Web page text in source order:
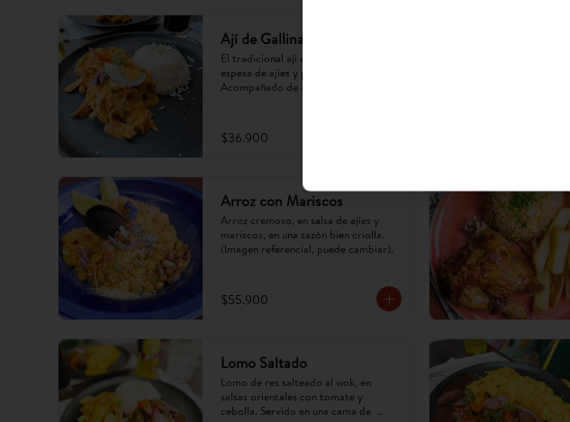
Ají de Gallina
El tradicional ají de gallina, crema
espesa de ajíes y pollo desmechado.
Acompañado de arroz cocido, papa,
$36.900
Arroz con Mariscos
Arroz cremoso, en salsa de ajíes y
mariscos, en una sazón bien criolla.
(Imagen referencial, puede cambiar).
$55.900
Lomo Saltado
Lomo de res salteado al wok, en
salsas orientales con tomate y
cebolla. Servido en una cama de